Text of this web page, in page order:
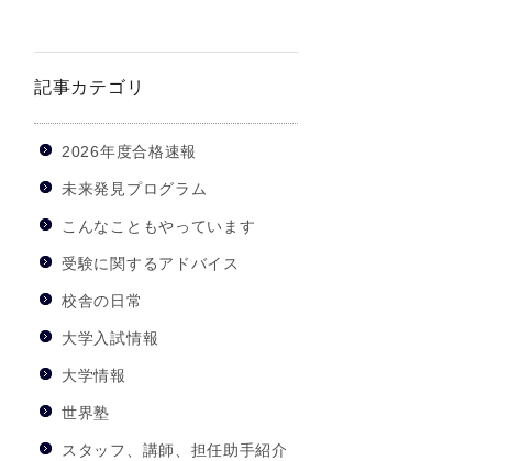
記事カテゴリ
2026年度合格速報
未来発見プログラム
こんなこともやっています
受験に関するアドバイス
校舎の日常
大学入試情報
大学情報
世界塾
スタッフ、講師、担任助手紹介